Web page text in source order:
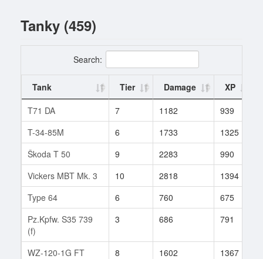
Tanky (459)
Search:
Tank Tier Damage
XP
T71 DA
7 1182 939
T-34-85M
6 1733 1325
Škoda T 50
9 2283 990
Vickers MBT Mk. 3
10 2818 1394
Type 64
6 760 675
Pz.Kpfw. S35 739
(f)
3 686 791
WZ-120-1G FT 8 1602 1367